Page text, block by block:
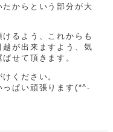
からという部分が大
るよう、これからも
が出来ますよう、気
せて頂きます。
ください。
っぱい頑張ります(*^-